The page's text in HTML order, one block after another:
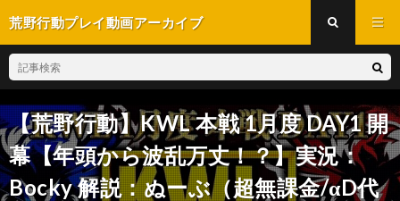
荒野行動プレイ動画アーカイブ
【荒野行動】KWL 本戦 1月度 DAY1 開
幕【年頭から波乱万丈！？】実況：
Bocky 解説：ぬーぶ（超無課金/αD代